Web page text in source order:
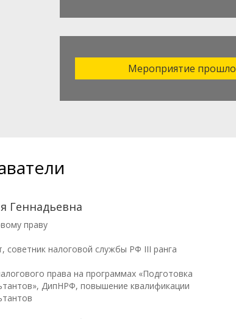
Мероприятие прошло
Геннадьевна
праву
советник налоговой службы РФ III ранга
права на программах «Подготовка
ДипНРФ, повышение квалификации